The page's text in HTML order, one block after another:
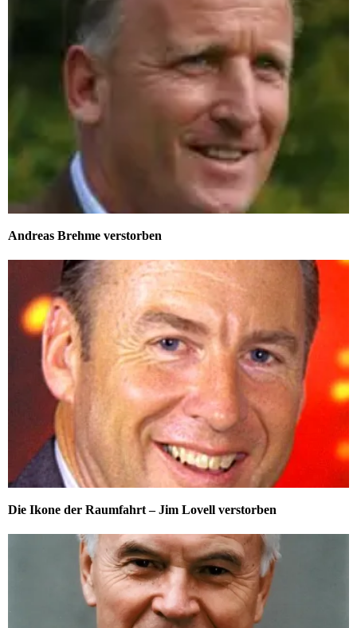
Andreas Brehme verstorben
Die Ikone der Raumfahrt – Jim Lovell verstorben